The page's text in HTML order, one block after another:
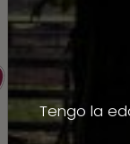
Tengo la